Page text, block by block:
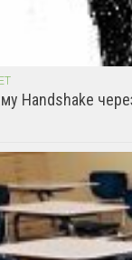
Handshake